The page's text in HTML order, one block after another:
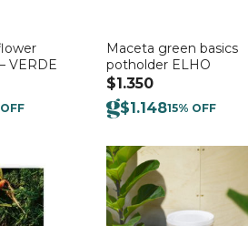
VERDE
Maceta green basics
potholder ELHO
$1.350
$1.14815% OFF